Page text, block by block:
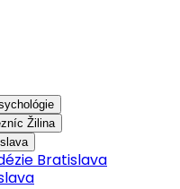
Žilina
Bratislava